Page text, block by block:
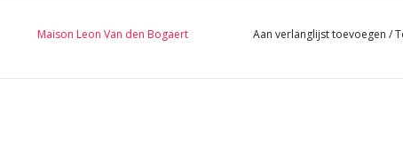
104,5 cm Buitenbreedte 41,14 Inch
Maison Leon Van den Bogaert Aan verlanglijst toevoegen /